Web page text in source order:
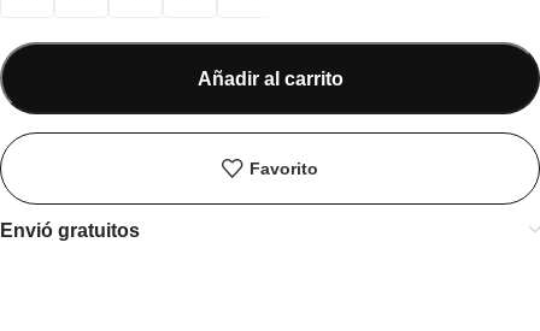
Añadir al carrito
Favorito
Envió gratuitos